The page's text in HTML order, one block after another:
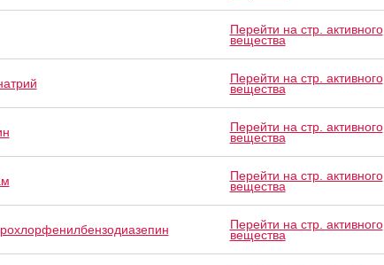
Перейти на стр. активного
вещества
Перейти на стр. активного
вещества
Перейти на стр. активного
вещества
Перейти на стр. активного
вещества
Перейти на стр. активного
вещества